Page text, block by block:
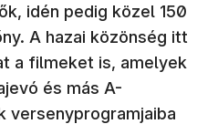
idén pedig közel 150
A hazai közönség itt
a filmeket is, amelyek
és más A-
versenyprogramjaiba